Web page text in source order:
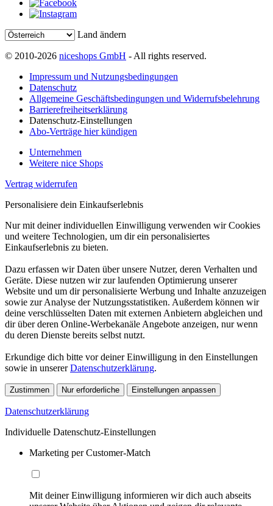
Land ändern
© 2010-2026 niceshops GmbH - All rights reserved.
Impressum und Nutzungsbedingungen
Datenschutz
Allgemeine Geschäftsbedingungen und Widerrufsbelehrung
Barrierefreiheitserklärung
Datenschutz-Einstellungen
Abo-Verträge hier kündigen
Unternehmen
Weitere nice Shops
Vertrag widerrufen
Personalisiere dein Einkaufserlebnis
Nur mit deiner individuellen Einwilligung verwenden wir Cookies
und weitere Technologien, um dir ein personalisiertes
Einkaufserlebnis zu bieten.
Dazu erfassen wir Daten über unsere Nutzer, deren Verhalten und
Geräte. Diese nutzen wir zur laufenden Optimierung unserer
Website und um dir personalisierte Werbung und Inhalte anzuzeigen
sowie zur Analyse der Nutzungsstatistiken. Außerdem können wir
deine verschlüsselten Daten mit externen Anbietern abgleichen und
dir über deren Online-Werbekanäle Angebote anzeigen, nur wenn
du deren Dienste bereits selbst nutzt.
Erkundige dich bitte vor deiner Einwilligung in den Einstellungen
sowie in unsererDatenschutzerklärung.
Zustimmen Nur erforderliche Einstellungen anpassen
Datenschutzerklärung
Individuelle Datenschutz-Einstellungen
Marketing per Customer-Match
Mit deiner Einwilligung informieren wir dich auch abseits